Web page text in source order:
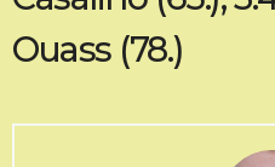
Ouass (78.)